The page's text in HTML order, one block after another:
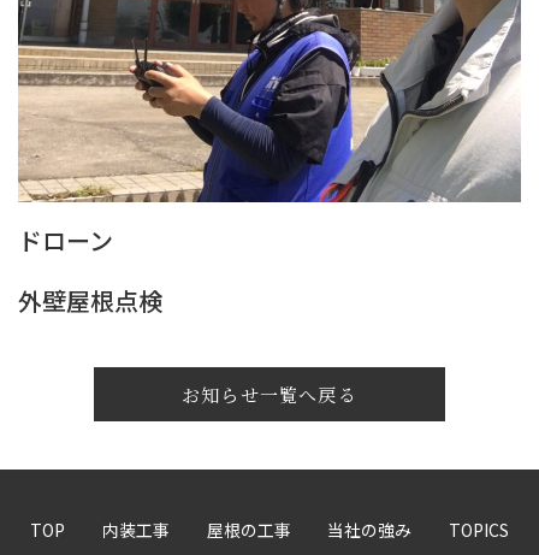
ドローン
外壁屋根点検
お知らせ一覧へ戻る
TOP 内装工事 屋根の工事 当社の強み TOPICS